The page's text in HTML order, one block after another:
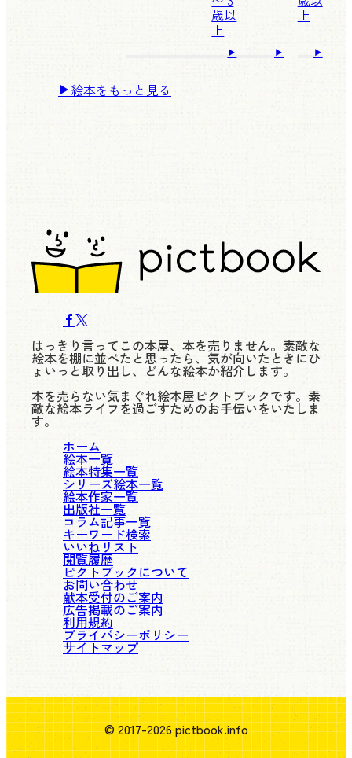
歳以
上
上
絵本をもっと見る
はっきり言ってこの本屋、本を売りません。素敵な
絵本を棚に並べたと思ったら、気が向いたときにひ
ょいっと取り出し、どんな絵本か紹介します。
本を売らない気まぐれ絵本屋ピクトブックです。素
敵な絵本ライフを過ごすためのお手伝いをいたしま
す。
ホーム
絵本一覧
絵本特集一覧
シリーズ絵本一覧
絵本作家一覧
出版社一覧
コラム記事一覧
キーワード検索
いいねリスト
閲覧履歴
ピクトブックについて
お問い合わせ
献本受付のご案内
広告掲載のご案内
利用規約
プライバシーポリシー
サイトマップ
© 2017-2026 pictbook.info